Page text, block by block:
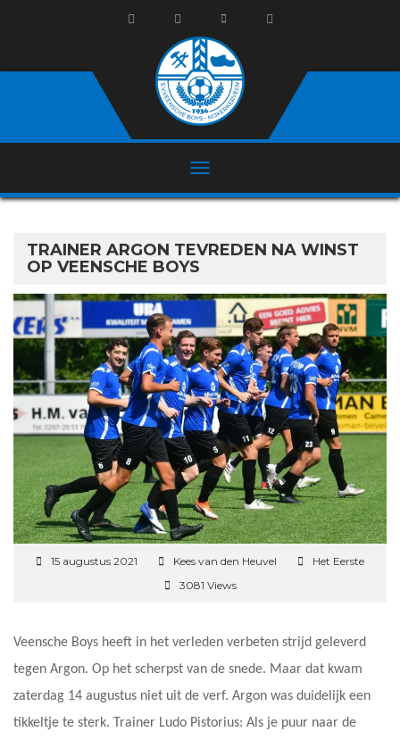
TRAINER ARGON TEVREDEN NA WINST
OP VEENSCHE BOYS
15 augustus 2021 Kees van den Heuvel
Het Eerste
3081 Views
Veensche Boys heeft in het verleden verbeten strijd geleverd
tegen Argon. Op het scherpst van de snede. Maar dat kwam
zaterdag 14 augustus niet uit de verf. Argon was duidelijk een
tikkeltje te sterk. Trainer Ludo Pistorius: Als je puur naar de